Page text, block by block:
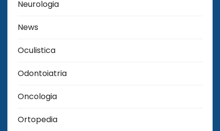
Neurologia
News
Oculistica
Odontoiatria
Oncologia
Ortopedia